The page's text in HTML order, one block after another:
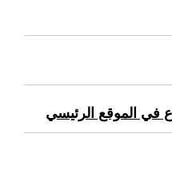
في الموقع الرئيسي